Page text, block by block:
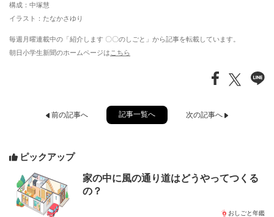
構成：中塚慧
イラスト：たなかさゆり
毎週月曜連載中の「紹介します 〇〇のしごと」から記事を転載しています。
朝日小学生新聞のホームページは こちら
前の記事へ 記事一覧へ 次の記事へ
ピックアップ
家の中に風の通り道はどうやってつくる
の？
おしごと年鑑